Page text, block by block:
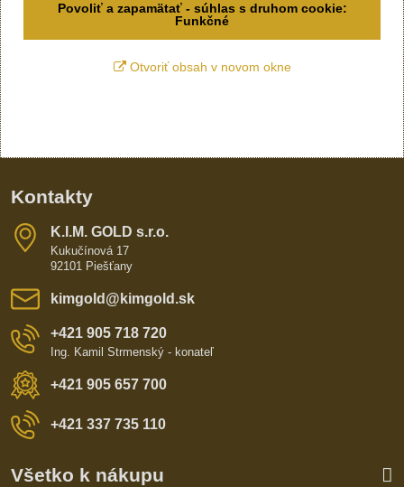
Povoliť a zapamätať - súhlas s druhom cookie:
Funkčné
Otvoriť obsah v novom okne
Kontakty
K​​.I​​.M​​. GOLD s​​.r​​.o​​.
Kukučínová 17
92101 Piešťany
kimgold​@kimgold​.sk
+421 905 718 720
Ing. Kamil Strmenský - konateľ
+421 905 657 700
+421 337 735 110
Všetko k nákupu